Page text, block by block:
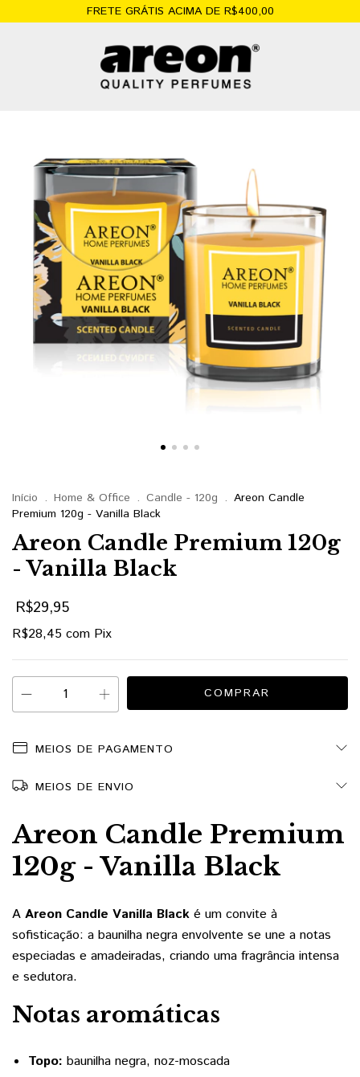
FRETE GRÁTIS ACIMA DE R$400,00
Início . Home & Office . Candle - 120g . Areon Candle
Premium 120g - Vanilla Black
Areon Candle Premium 120g
- Vanilla Black
R$29,95
R$28,45 com Pix
MEIOS DE PAGAMENTO
MEIOS DE ENVIO
Areon Candle Premium
120g - Vanilla Black
A Areon Candle Vanilla Black é um convite à
sofisticação: a baunilha negra envolvente se une a notas
especiadas e amadeiradas, criando uma fragrância intensa
e sedutora.
Notas aromáticas
Topo: baunilha negra, noz-moscada